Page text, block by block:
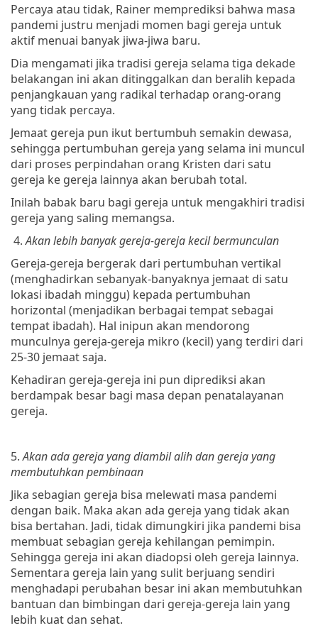
Percaya atau tidak, Rainer memprediksi bahwa masa
pandemi justru menjadi momen bagi gereja untuk
aktif menuai banyak jiwa-jiwa baru.
Dia mengamati jika tradisi gereja selama tiga dekade
belakangan ini akan ditinggalkan dan beralih kepada
penjangkauan yang radikal terhadap orang-orang
yang tidak percaya.
Jemaat gereja pun ikut bertumbuh semakin dewasa,
sehingga pertumbuhan gereja yang selama ini muncul
dari proses perpindahan orang Kristen dari satu
gereja ke gereja lainnya akan berubah total.
Inilah babak baru bagi gereja untuk mengakhiri tradisi
gereja yang saling memangsa.
4.Akan lebih banyak gereja-gereja kecil bermunculan
Gereja-gereja bergerak dari pertumbuhan vertikal
(menghadirkan sebanyak-banyaknya jemaat di satu
lokasi ibadah minggu) kepada pertumbuhan
horizontal (menjadikan berbagai tempat sebagai
tempat ibadah). Hal inipun akan mendorong
munculnya gereja-gereja mikro (kecil) yang terdiri dari
25-30 jemaat saja.
Kehadiran gereja-gereja ini pun diprediksi akan
berdampak besar bagi masa depan penatalayanan
gereja.
5.Akan ada gereja yang diambil alih dan gereja yang
membutuhkan pembinaan
Jika sebagian gereja bisa melewati masa pandemi
dengan baik. Maka akan ada gereja yang tidak akan
bisa bertahan. Jadi, tidak dimungkiri jika pandemi bisa
membuat sebagian gereja kehilangan pemimpin.
Sehingga gereja ini akan diadopsi oleh gereja lainnya.
Sementara gereja lain yang sulit berjuang sendiri
menghadapi perubahan besar ini akan membutuhkan
bantuan dan bimbingan dari gereja-gereja lain yang
lebih kuat dan sehat.